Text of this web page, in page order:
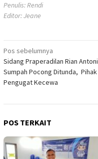
Penulis: Rendi
Editor: Jeane
Navigasi
pos
Pos sebelumnya
Sidang Praperadilan Rian Antoni
Sumpah Pocong Ditunda, Pihak
Pengugat Kecewa
POS TERKAIT